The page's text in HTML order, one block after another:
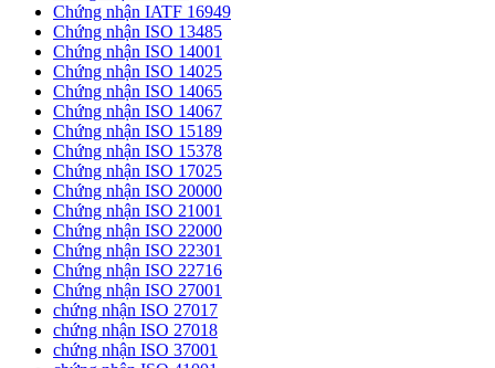
Chứng nhận IATF 16949
Chứng nhận ISO 13485
Chứng nhận ISO 14001
Chứng nhận ISO 14025
Chứng nhận ISO 14065
Chứng nhận ISO 14067
Chứng nhận ISO 15189
Chứng nhận ISO 15378
Chứng nhận ISO 17025
Chứng nhận ISO 20000
Chứng nhận ISO 21001
Chứng nhận ISO 22000
Chứng nhận ISO 22301
Chứng nhận ISO 22716
Chứng nhận ISO 27001
chứng nhận ISO 27017
chứng nhận ISO 27018
chứng nhận ISO 37001